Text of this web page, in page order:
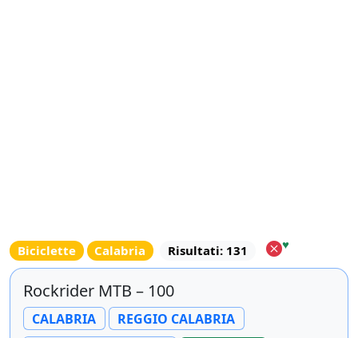
Biciclette Calabria Risultati: 131 ♥
Rockrider MTB – 100
CALABRIA
REGGIO CALABRIA